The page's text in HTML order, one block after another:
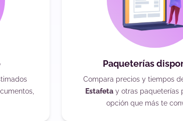
Paqueterías
Compara precios y tiempos
Estafetay otras paqueterías
opción que más te